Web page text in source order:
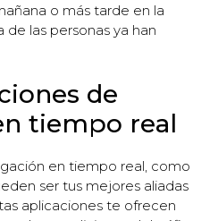
o más tarde en la
las personas ya han
de
tiempo real
en tiempo real, como
ser tus mejores aliadas
aplicaciones te ofrecen